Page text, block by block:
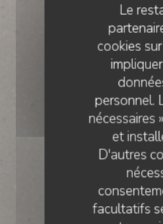
Le
cookies
personnel.
nécessaires
et
D'autres
facultatifs